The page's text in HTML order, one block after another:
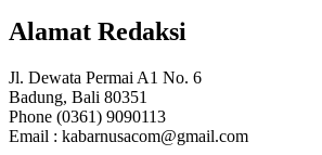
Alamat Redaksi
Jl. Dewata Permai A1 No. 6
Badung, Bali 80351
Phone (0361) 9090113
Email : kabarnusacom@gmail.com